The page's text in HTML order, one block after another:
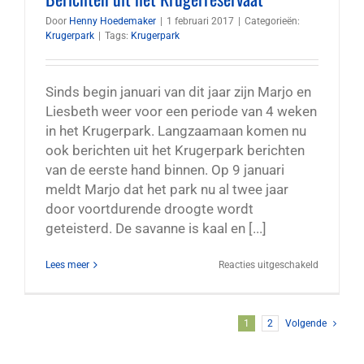
Door Henny Hoedemaker 1 februari 2017
Categorieën:
Krugerpark
Tags: Krugerpark
Sinds begin januari van dit jaar zijn Marjo en
Liesbeth weer voor een periode van 4 weken
in het Krugerpark. Langzaamaan komen nu
ook berichten uit het Krugerpark berichten
van de eerste hand binnen. Op 9 januari
meldt Marjo dat het park nu al twee jaar
door voortdurende droogte wordt
geteisterd. De savanne is kaal en [...]
Lees meer Reacties uitgeschakeld
1 2 Volgende